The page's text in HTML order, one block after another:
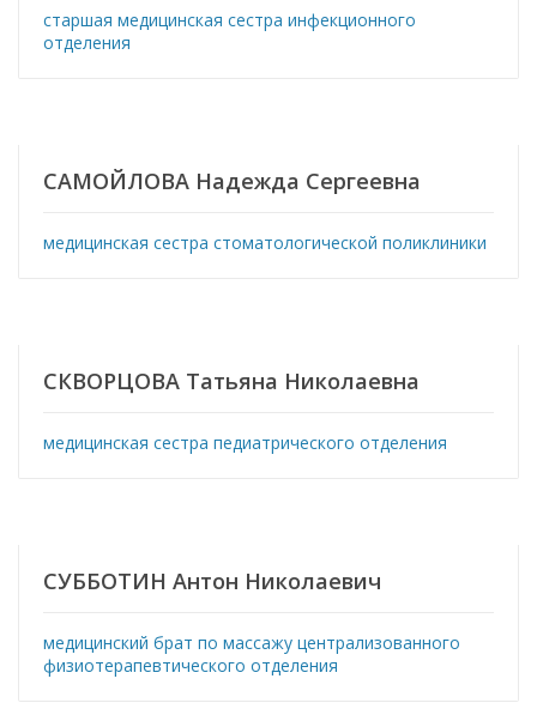
старшая медицинская сестра инфекционного
отделения
САМОЙЛОВА Надежда Сергеевна
медицинская сестра стоматологической поликлиники
СКВОРЦОВА Татьяна Николаевна
медицинская сестра педиатрического отделения
СУББОТИН Антон Николаевич
медицинский брат по массажу централизованного
физиотерапевтического отделения